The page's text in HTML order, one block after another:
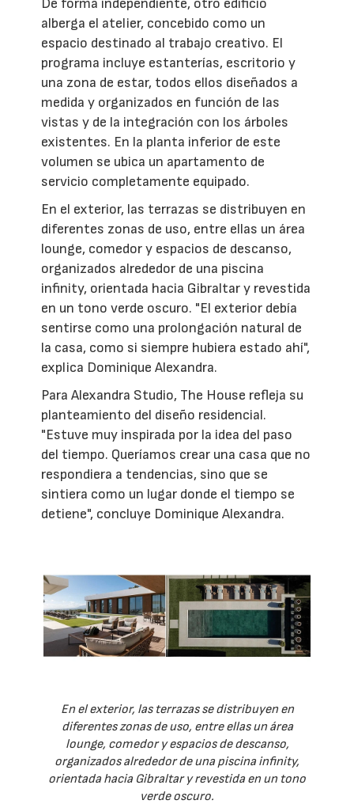
alberga el atelier, concebido como un
espacio destinado al trabajo creativo. El
programa incluye estanterías, escritorio y
una zona de estar, todos ellos diseñados a
medida y organizados en función de las
vistas y de la integración con los árboles
existentes. En la planta inferior de este
volumen se ubica un apartamento de
servicio completamente equipado.
En el exterior, las terrazas se distribuyen en
diferentes zonas de uso, entre ellas un área
lounge, comedor y espacios de descanso,
organizados alrededor de una piscina
infinity, orientada hacia Gibraltar y revestida
en un tono verde oscuro. "El exterior debía
sentirse como una prolongación natural de
la casa, como si siempre hubiera estado ahí",
explica Dominique Alexandra.
Para Alexandra Studio, The House refleja su
planteamiento del diseño residencial.
"Estuve muy inspirada por la idea del paso
del tiempo. Queríamos crear una casa que no
respondiera a tendencias, sino que se
sintiera como un lugar donde el tiempo se
detiene", concluye Dominique Alexandra.
En el exterior, las terrazas se distribuyen en
diferentes zonas de uso, entre ellas un área
lounge, comedor y espacios de descanso,
organizados alrededor de una piscina infinity,
orientada hacia Gibraltar y revestida en un tono
verde oscuro.